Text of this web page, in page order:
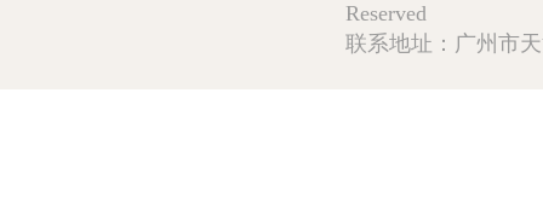
Reserved
联系地址：广州市